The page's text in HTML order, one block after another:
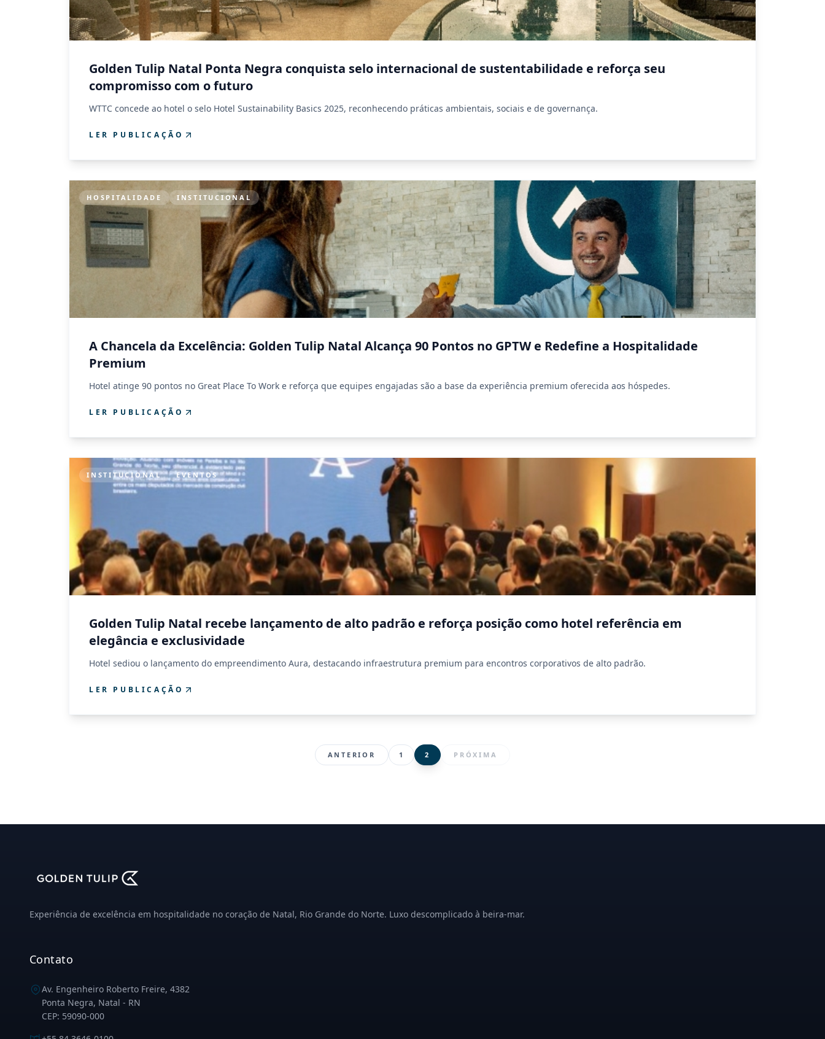
Golden Tulip Natal Ponta Negra conquista selo internacional de sustentabilidade e reforça seu
compromisso com o futuro
WTTC concede ao hotel o selo Hotel Sustainability Basics 2025, reconhecendo práticas ambientais, sociais e de governança.
LER PUBLICAÇÃO
HOSPITALIDADE INSTITUCIONAL
A Chancela da Excelência: Golden Tulip Natal Alcança 90 Pontos no GPTW e Redefine a Hospitalidade
Premium
Hotel atinge 90 pontos no Great Place To Work e reforça que equipes engajadas são a base da experiência premium oferecida aos hóspedes.
LER PUBLICAÇÃO
INSTITUCIONAL EVENTOS
Golden Tulip Natal recebe lançamento de alto padrão e reforça posição como hotel referência em
elegância e exclusividade
Hotel sediou o lançamento do empreendimento Aura, destacando infraestrutura premium para encontros corporativos de alto padrão.
LER PUBLICAÇÃO
ANTERIOR 1 2 PRÓXIMA
Experiência de excelência em hospitalidade no coração de Natal, Rio Grande do Norte. Luxo descomplicado à beira-mar.
Contato
Av. Engenheiro Roberto Freire, 4382
Ponta Negra, Natal - RN
CEP: 59090-000